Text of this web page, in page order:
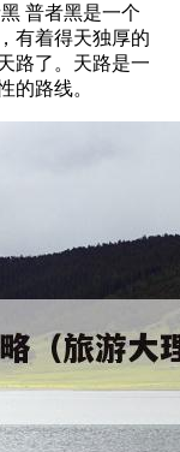
普者黑是一个
有着得天独厚的
路了。天路是一
的路线。